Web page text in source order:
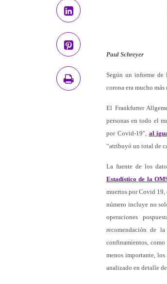
Paul Schreyer
Según un informe de
corona era mucho
El Frankfurter
personas en todo el
por Covid-19", al
“atribuyó un total de
La fuente de los
Estadístico de la
muertos por Covid 19,
número incluye no
operaciones
recomendación de
confinamientos, como
menos importante,
analizado en detalle